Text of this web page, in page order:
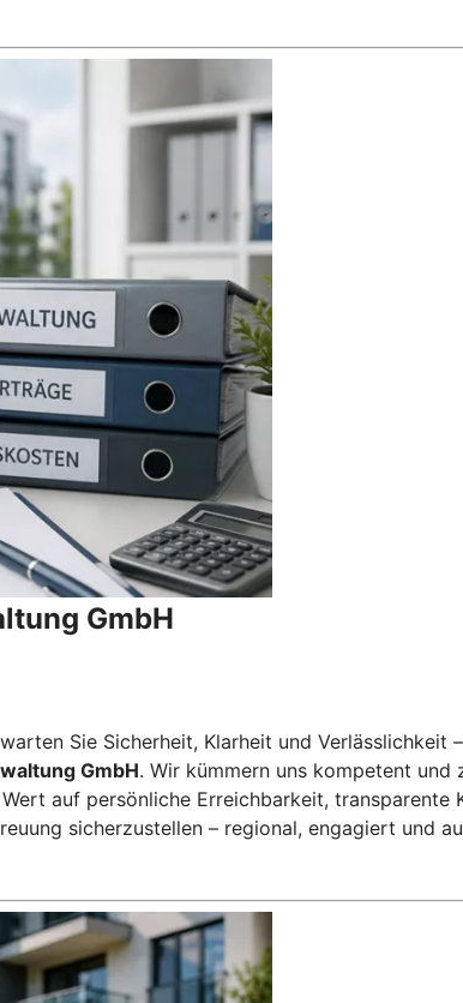
GmbH
Sie Sicherheit, Klarheit und Verlässlichkeit
GmbH. Wir kümmern uns kompetent
auf persönliche Erreichbarkeit,
sicherzustellen – regional, engagiert und